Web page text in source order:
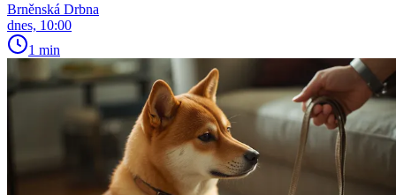
Brněnská Drbna
dnes, 10:00
1 min